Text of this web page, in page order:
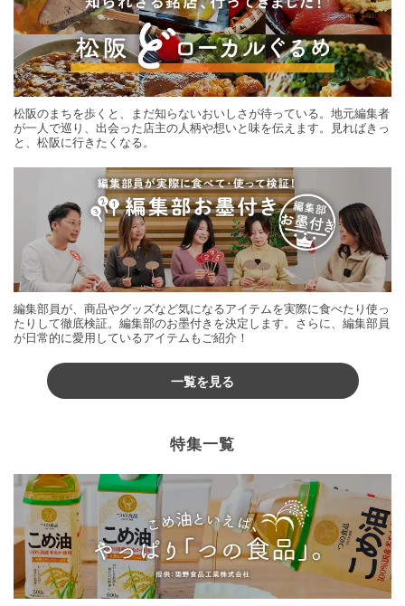
松阪のまちを歩くと、まだ知らないおいしさが待っている。地元編集者
が一人で巡り、出会った店主の人柄や想いと味を伝えます。見ればきっ
と、松阪に行きたくなる。
編集部員が、商品やグッズなど気になるアイテムを実際に食べたり使っ
たりして徹底検証。編集部のお墨付きを決定します。さらに、編集部員
が日常的に愛用しているアイテムもご紹介！
一覧を見る
特集一覧